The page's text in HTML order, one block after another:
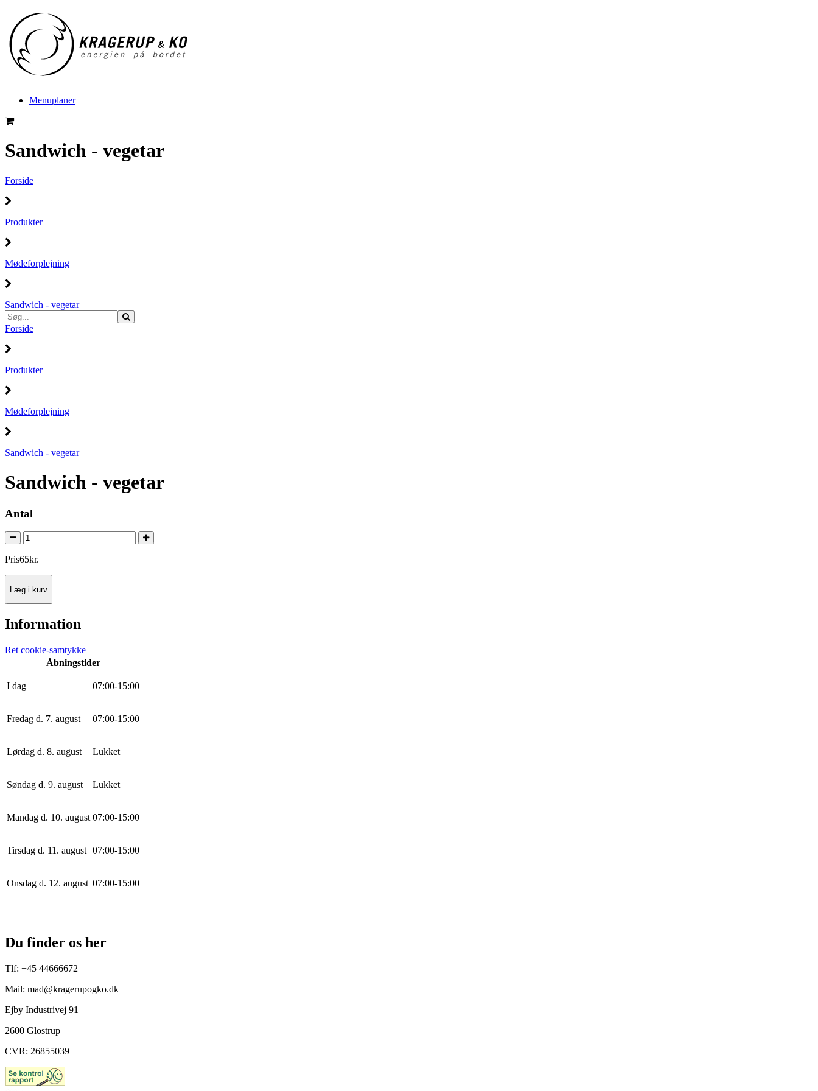
Menuplaner
Sandwich - vegetar
Forside
Produkter
Mødeforplejning
Sandwich - vegetar
Forside
Produkter
Mødeforplejning
Sandwich - vegetar
Sandwich - vegetar
Antal
Pris65kr.
Læg i kurv
Information
Ret cookie-samtykke
Åbningstider
I dag 07:00-15:00
Fredag d. 7. august 07:00-15:00
Lørdag d. 8. august Lukket
Søndag d. 9. august Lukket
Mandag d. 10. august 07:00-15:00
Tirsdag d. 11. august 07:00-15:00
Onsdag d. 12. august 07:00-15:00
Du finder os her
Tlf: +45 44666672
Mail: mad@kragerupogko.dk
Ejby Industrivej 91
2600 Glostrup
CVR: 26855039